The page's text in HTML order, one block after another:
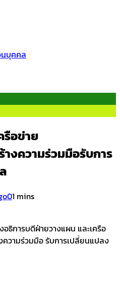
บุคคล
รือข่าย
งความร่วมมือรับการ
01 mins
ธิการบดีฝ่ายวางแผน และเครือ
วามร่วมมือ รับการเปลี่ยนแปลง